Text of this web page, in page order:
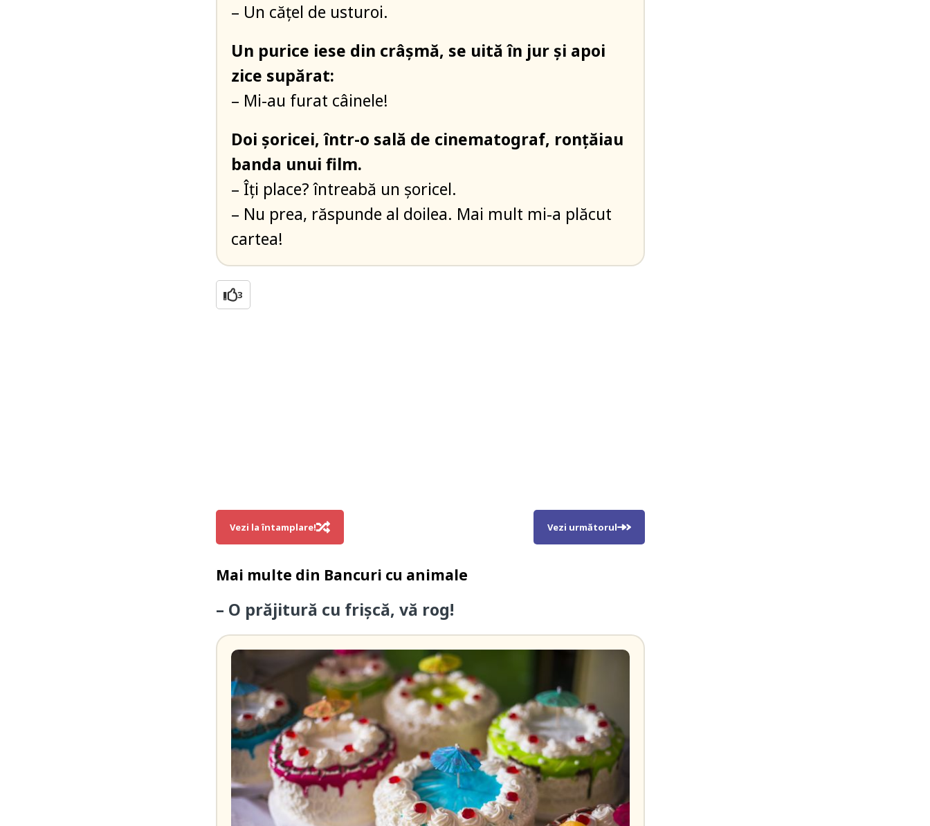
– Un cățel de usturoi.
Un purice iese din crâșmă, se uită în jur și apoi
zice supărat:
– Mi-au furat câinele!
Doi șoricei, într-o sală de cinematograf, ronțăiau
banda unui film.
– Îți place? întreabă un șoricel.
– Nu prea, răspunde al doilea. Mai mult mi-a plăcut
cartea!
3
Vezi la întamplare! Vezi următorul
Mai multe din Bancuri cu animale
– O prăjitură cu frişcă, vă rog!